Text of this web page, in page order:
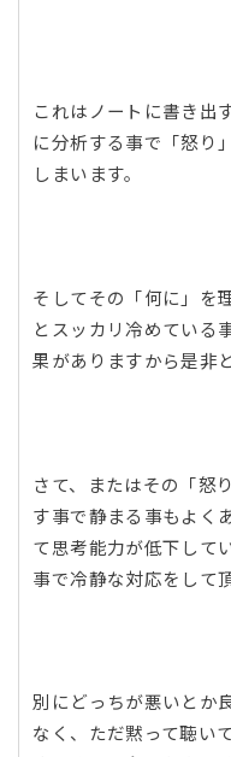
これはノートに書き出
に分析する事で「怒り
しまいます。
そしてその「何に」を
とスッカリ冷めている
果がありますから是非
さて、またはその「怒
す事で静まる事もよく
て思考能力が低下して
事で冷静な対応をして
別にどっちが悪いとか
なく、ただ黙って聴い